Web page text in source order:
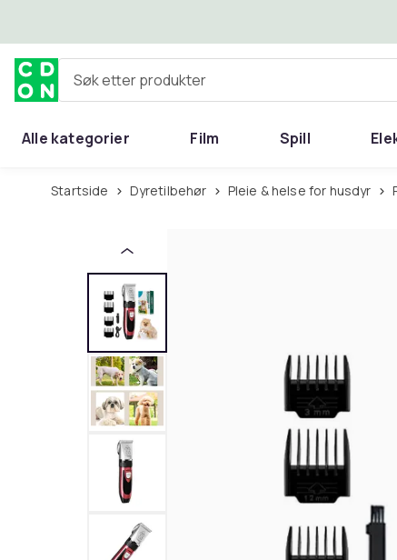
Søk etter produkter
Alle kategorier Film Spill
Startside Dyretilbehør Pleie & helse for husdyr